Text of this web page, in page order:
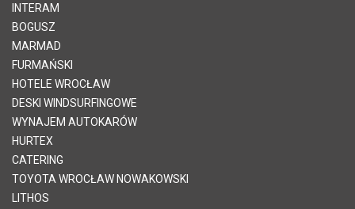
INTERAM
BOGUSZ
MARMAD
FURMAŃSKI
HOTELE WROCŁAW
DESKI WINDSURFINGOWE
WYNAJEM AUTOKARÓW
HURTEX
CATERING
TOYOTA WROCŁAW NOWAKOWSKI
LITHOS